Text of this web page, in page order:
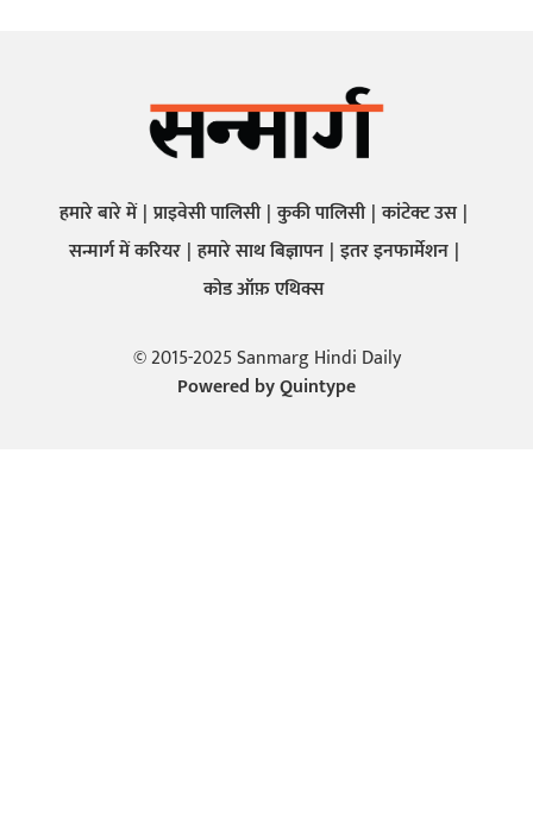
हमारे बारे में प्राइवेसी पालिसी कुकी पालिसी कांटेक्ट उस
सन्मार्ग में करियर हमारे साथ बिज्ञापन इतर इनफार्मेशन
कोड ऑफ़ एथिक्स
© 2015-2025 Sanmarg Hindi Daily
Powered byQuintype